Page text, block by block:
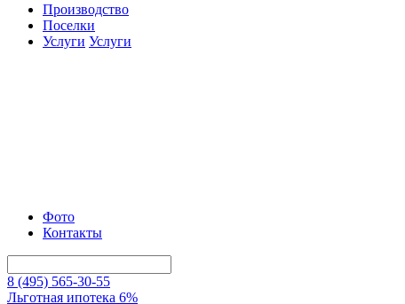
Производство
Поселки
Услуги Услуги
Фото
Контакты
8 (495) 565-30-55
Льготная ипотека 6%